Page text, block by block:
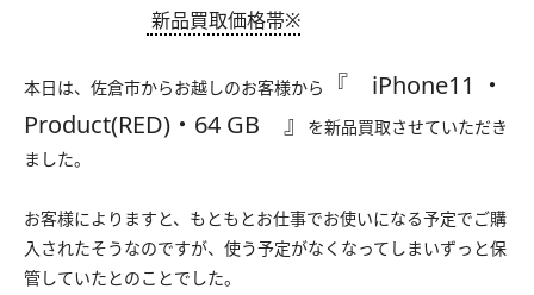
新品買取価格帯※
本日は、佐倉市からお越しのお客様から
『 iPhone11 ・
Product(RED)・64 GB 』
を新品買取させていただき
ました。
お客様によりますと、もともとお仕事でお使いになる予定でご購
入されたそうなのですが、使う予定がなくなってしまいずっと保
管していたとのことでした。